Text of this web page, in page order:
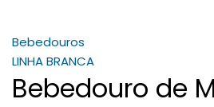
Bebedouros
LINHA BRANCA
Bebedouro de